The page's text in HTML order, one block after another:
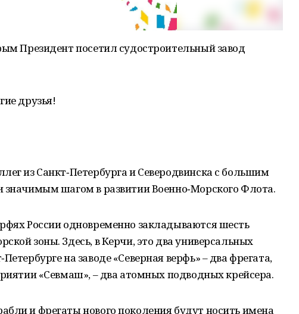
Президент посетил судостроительный завод
друзья!
из Санкт‑Петербурга и Северодвинска с большим
шагом в развитии Военно‑Морского Флота.
России одновременно закладываются шесть
зоны. Здесь, в Керчи, это два универсальных
на заводе «Северная верфь» – два фрегата,
«Севмаш», – два атомных подводных крейсера.
и фрегаты нового поколения будут носить имена